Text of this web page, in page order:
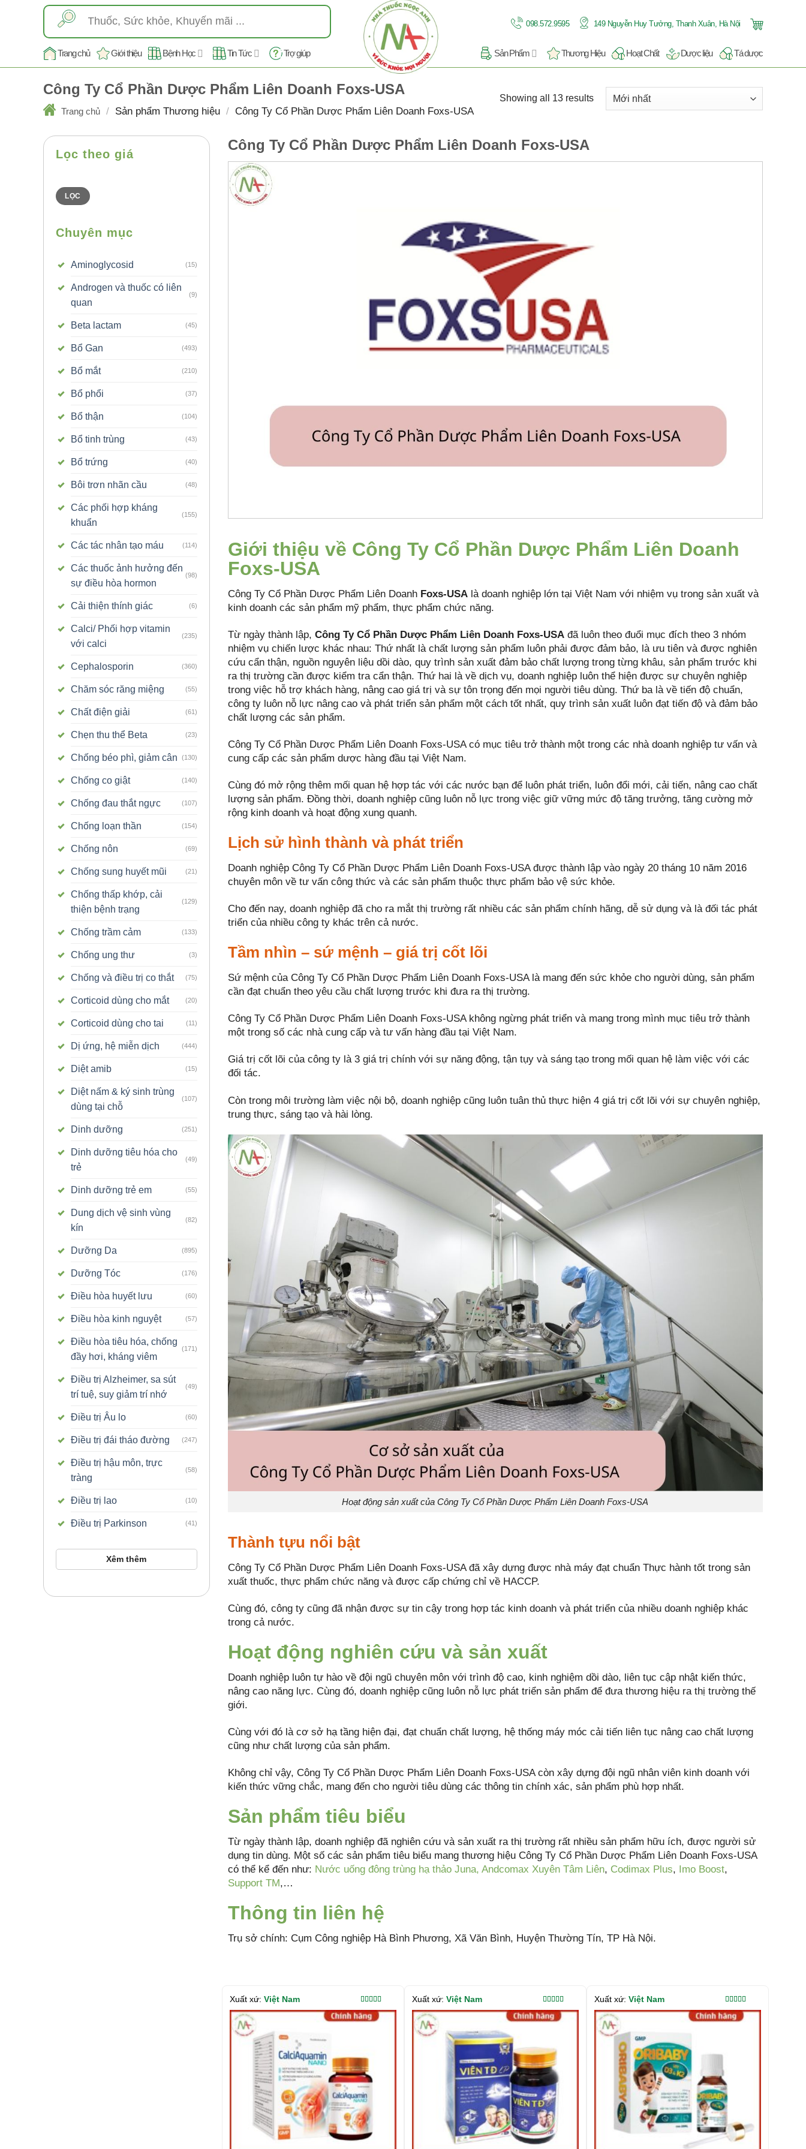
kiếm:
098.572.9595 149 Nguyễn Huy Tưởng, Thanh Xuân, Hà Nội
Trang chủ Giới thiệu Bệnh Học Tin Tức Trợ giúp Sản Phẩm Thương Hiệu Hoạt Chất Dược liệu Tá dược
Công Ty Cổ Phần Dược Phẩm Liên Doanh Foxs-USA
Trang chủ / Sản phẩm Thương hiệu / Công Ty Cổ Phần Dược Phẩm Liên Doanh Foxs-USA
Showing all 13 results
Lọc theo giá
thấp
nhất
cao
nhấtLỌC
Chuyên mục
Aminoglycosid (15)
Androgen và thuốc có liên
quan
(9)
Beta lactam (45)
Bổ Gan (493)
Bổ mắt (210)
Bổ phổi (37)
Bổ thận (104)
Bổ tinh trùng (43)
Bổ trứng (40)
Bôi trơn nhãn cầu (48)
Các phối hợp kháng
khuẩn
(155)
Các tác nhân tạo máu (114)
Các thuốc ảnh hưởng đến
sự điều hòa hormon
(98)
Cải thiện thính giác (6)
Calci/ Phối hợp vitamin
với calci
(235)
Cephalosporin (360)
Chăm sóc răng miệng (55)
Chất điện giải (61)
Chẹn thu thể Beta (23)
Chống béo phì, giảm cân (130)
Chống co giật (140)
Chống đau thắt ngực (107)
Chống loạn thần (154)
Chống nôn (69)
Chống sung huyết mũi (21)
Chống thấp khớp, cải
thiện bệnh trạng
(129)
Chống trầm cảm (133)
Chống ung thư (3)
Chống và điều trị co thắt (75)
Corticoid dùng cho mắt (20)
Corticoid dùng cho tai (11)
Dị ứng, hệ miễn dịch (444)
Diệt amib (15)
Diệt nấm & ký sinh trùng
dùng tại chỗ
(107)
Dinh dưỡng (251)
Dinh dưỡng tiêu hóa cho
trẻ
(49)
Dinh dưỡng trẻ em (55)
Dung dịch vệ sinh vùng
kín
(82)
Dưỡng Da (895)
Dưỡng Tóc (176)
Điều hòa huyết lưu (60)
Điều hòa kinh nguyệt (57)
Điều hòa tiêu hóa, chống
đầy hơi, kháng viêm
(171)
Điều trị Alzheimer, sa sút
trí tuệ, suy giảm trí nhớ
(49)
Điều trị Âu lo (60)
Điều trị đái tháo đường (247)
Điều trị hậu môn, trực
tràng
(58)
Điều trị lao (10)
Điều trị Parkinson (41)
Xêm thêm
Công Ty Cổ Phần Dược Phẩm Liên Doanh Foxs-USA
Giới thiệu về Công Ty Cổ Phần Dược Phẩm Liên Doanh
Foxs-USA
Công Ty Cổ Phần Dược Phẩm Liên Doanh Foxs-USAlà doanh nghiệp lớn tại Việt Nam với nhiệm vụ trong sản xuất và
kinh doanh các sản phẩm mỹ phẩm, thực phẩm chức năng.
Từ ngày thành lập, Công Ty Cổ Phần Dược Phẩm Liên Doanh Foxs-USAđã luôn theo đuổi mục đích theo 3 nhóm
nhiệm vụ chiến lược khác nhau: Thứ nhất là chất lượng sản phẩm luôn phải được đảm bảo, là ưu tiên và được nghiên
cứu cẩn thận, nguồn nguyên liệu dồi dào, quy trình sản xuất đảm bảo chất lượng trong từng khâu, sản phẩm trước khi
ra thị trường cần được kiểm tra cẩn thận. Thứ hai là về dịch vụ, doanh nghiệp luôn thể hiện được sự chuyên nghiệp
trong việc hỗ trợ khách hàng, nâng cao giá trị và sự tôn trọng đến mọi người tiêu dùng. Thứ ba là về tiến độ chuẩn,
công ty luôn nỗ lực nâng cao và phát triển sản phẩm một cách tốt nhất, quy trình sản xuất luôn đạt tiến độ và đảm bảo
chất lượng các sản phẩm.
Công Ty Cổ Phần Dược Phẩm Liên Doanh Foxs-USA có mục tiêu trở thành một trong các nhà doanh nghiệp tư vấn và
cung cấp các sản phẩm dược hàng đầu tại Việt Nam.
Cùng đó mở rộng thêm mối quan hệ hợp tác với các nước bạn để luôn phát triển, luôn đổi mới, cải tiến, nâng cao chất
lượng sản phẩm. Đồng thời, doanh nghiệp cũng luôn nỗ lực trong việc giữ vững mức độ tăng trưởng, tăng cường mở
rộng kinh doanh và hoạt động xung quanh.
Lịch sử hình thành và phát triển
Doanh nghiệp Công Ty Cổ Phần Dược Phẩm Liên Doanh Foxs-USA được thành lập vào ngày 20 tháng 10 năm 2016
chuyên môn về tư vấn công thức và các sản phẩm thuộc thực phẩm bảo vệ sức khỏe.
Cho đến nay, doanh nghiệp đã cho ra mắt thị trường rất nhiều các sản phẩm chính hãng, dễ sử dụng và là đối tác phát
triển của nhiều công ty khác trên cả nước.
Tầm nhìn – sứ mệnh – giá trị cốt lõi
Sứ mệnh của Công Ty Cổ Phần Dược Phẩm Liên Doanh Foxs-USA là mang đến sức khỏe cho người dùng, sản phẩm
cần đạt chuẩn theo yêu cầu chất lượng trước khi đưa ra thị trường.
Công Ty Cổ Phần Dược Phẩm Liên Doanh Foxs-USA không ngừng phát triển và mang trong mình mục tiêu trở thành
một trong số các nhà cung cấp và tư vấn hàng đầu tại Việt Nam.
Giá trị cốt lõi của công ty là 3 giá trị chính với sự năng động, tận tụy và sáng tạo trong mối quan hệ làm việc với các
đối tác.
Còn trong môi trường làm việc nội bộ, doanh nghiệp cũng luôn tuân thủ thực hiện 4 giá trị cốt lõi với sự chuyên nghiệp,
trung thực, sáng tạo và hài lòng.
Hoạt động sản xuất của Công Ty Cổ Phần Dược Phẩm Liên Doanh Foxs-USA
Thành tựu nổi bật
Công Ty Cổ Phần Dược Phẩm Liên Doanh Foxs-USA đã xây dựng được nhà máy đạt chuẩn Thực hành tốt trong sản
xuất thuốc, thực phẩm chức năng và được cấp chứng chỉ về HACCP.
Cùng đó, công ty cũng đã nhận được sự tin cậy trong hợp tác kinh doanh và phát triển của nhiều doanh nghiệp khác
trong cả nước.
Hoạt động nghiên cứu và sản xuất
Doanh nghiệp luôn tự hào về đội ngũ chuyên môn với trình độ cao, kinh nghiệm dồi dào, liên tục cập nhật kiến thức,
nâng cao năng lực. Cùng đó, doanh nghiệp cũng luôn nỗ lực phát triển sản phẩm để đưa thương hiệu ra thị trường thế
giới.
Cùng với đó là cơ sở hạ tầng hiện đại, đạt chuẩn chất lượng, hệ thống máy móc cải tiến liên tục nâng cao chất lượng
cũng như chất lượng của sản phẩm.
Không chỉ vậy, Công Ty Cổ Phần Dược Phẩm Liên Doanh Foxs-USA còn xây dựng đội ngũ nhân viên kinh doanh với
kiến thức vững chắc, mang đến cho người tiêu dùng các thông tin chính xác, sản phẩm phù hợp nhất.
Sản phẩm tiêu biểu
Từ ngày thành lập, doanh nghiệp đã nghiên cứu và sản xuất ra thị trường rất nhiều sản phẩm hữu ích, được người sử
dụng tin dùng. Một số các sản phẩm tiêu biểu mang thương hiệu Công Ty Cổ Phần Dược Phẩm Liên Doanh Foxs-USA
có thể kể đến như: Nước uống đông trùng hạ thảo Juna, Andcomax Xuyên Tâm Liên, Codimax Plus, Imo Boost,
Support TM,…
Thông tin liên hệ
Trụ sở chính: Cụm Công nghiệp Hà Bình Phương, Xã Văn Bình, Huyện Thường Tín, TP Hà Nội.
Được xếp
hạng 5.00
sao
Xuất xứ: Việt Nam
Được xếp
hạng5.00
sao
Xuất xứ: Việt Nam
Được xếp
hạng 5.00
sao
Xuất xứ: Việt Nam